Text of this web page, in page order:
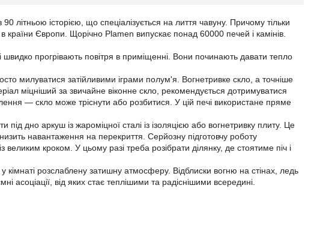
літньою історією, що спеціалізується на лиття чавуну. Причому тільки
Європи. Щорічно Plamen випускає понад 60000 печей і камінів.
швидко прогрівають повітря в приміщенні. Вони починають давати тепло
милуватися затійливими іграми полум'я. Вогнетривке скло, а точніше
міцніший за звичайне віконне скло, рекомендується дотримуватися
— скло може тріснути або розбитися. У цій печі використане пряме
дно аркуш із жароміцної сталі із ізоляцією або вогнетривку плиту. Це
навантаження на перекриття. Серйозну підготовчу роботу
кроком. У цьому разі треба розібрати ділянку, де стоятиме піч і
розслаблену затишну атмосферу. Відблиски вогню на стінах, ледь
асоціації, від яких стає теплішими та радіснішими всередині.